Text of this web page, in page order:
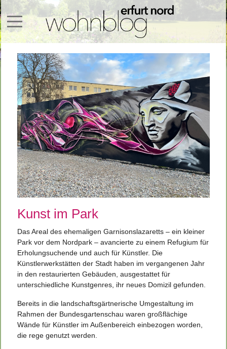
Mobile Menu Toggle
Kunst im Park
Das Areal des ehemaligen Garnisonslazaretts – ein kleiner
Park vor dem Nordpark – avancierte zu einem Refugium für
Erholungsuchende und auch für Künstler. Die
Künstlerwerkstätten der Stadt haben im vergangenen Jahr
in den restaurierten Gebäuden, ausgestattet für
unterschiedliche Kunstgenres, ihr neues Domizil gefunden.
Bereits in die landschaftsgärtnerische Umgestaltung im
Rahmen der Bundesgartenschau waren großflächige
Wände für Künstler im Außenbereich einbezogen worden,
die rege genutzt werden.